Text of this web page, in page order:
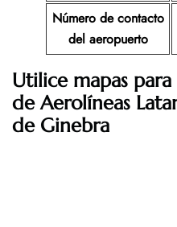
Número de contacto
del aeropuerto
Utilice mapas
de Aerolíneas
de Ginebra